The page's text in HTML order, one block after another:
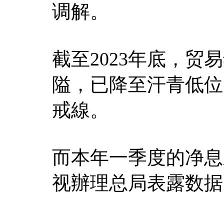
调解。
截至2023年底，贸
隘，已降至汗青低
戒線。
而本年一季度的净
视辦理总局表露数